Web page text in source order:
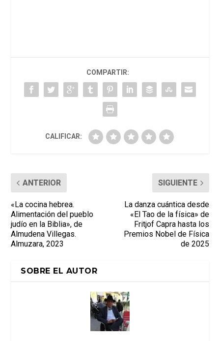
COMPARTIR:
CALIFICAR:
ANTERIOR
«La cocina hebrea.
Alimentación del pueblo
judío en la Biblia», de
Almudena Villegas.
Almuzara, 2023
SIGUIENTE
La danza cuántica desde
«El Tao de la física» de
Fritjof Capra hasta los
Premios Nobel de Física
de 2025
SOBRE EL AUTOR